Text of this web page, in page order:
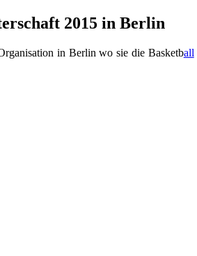
2015 in Berlin
in Berlin wo sie die Basketball